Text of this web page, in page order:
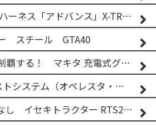
STIHL フォレストリーハーネス「アドバンス」X-TREEm
スチール GTA40
押すだけフィールドを制覇する！ マキタ 充電式グランドトリマー MUG001G
ISEKI 直進＆旋回アシストシステム（オペレスタ・ターン）搭載 イセキ 乗用田植機 PRJ8D-ZJL
低床トラクターで枝こなし イセキトラクター RTS205NS & フレールモア FNC1202F